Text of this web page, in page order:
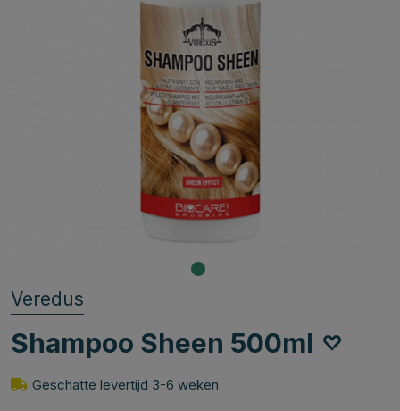
Veredus
Shampoo Sheen 500ml
Geschatte levertijd 3-6 weken